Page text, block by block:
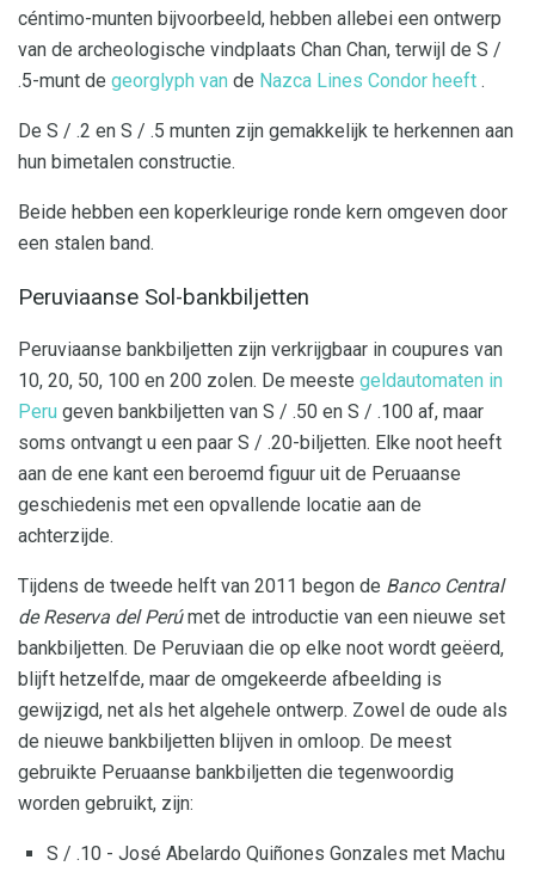
céntimo-munten bijvoorbeeld, hebben allebei een ontwerp
van de archeologische vindplaats Chan Chan, terwijl de S /
.5-munt de georglyph van de Nazca Lines Condor heeft .
De S / .2 en S / .5 munten zijn gemakkelijk te herkennen aan
hun bimetalen constructie.
Beide hebben een koperkleurige ronde kern omgeven door
een stalen band.
Peruviaanse Sol-bankbiljetten
Peruviaanse bankbiljetten zijn verkrijgbaar in coupures van
10, 20, 50, 100 en 200 zolen. De meeste geldautomaten in
Peru geven bankbiljetten van S / .50 en S / .100 af, maar
soms ontvangt u een paar S / .20-biljetten. Elke noot heeft
aan de ene kant een beroemd figuur uit de Peruaanse
geschiedenis met een opvallende locatie aan de
achterzijde.
Tijdens de tweede helft van 2011 begon de Banco Central
de Reserva del Perúmet de introductie van een nieuwe set
bankbiljetten. De Peruviaan die op elke noot wordt geëerd,
blijft hetzelfde, maar de omgekeerde afbeelding is
gewijzigd, net als het algehele ontwerp. Zowel de oude als
de nieuwe bankbiljetten blijven in omloop. De meest
gebruikte Peruaanse bankbiljetten die tegenwoordig
worden gebruikt, zijn:
S / .10 - José Abelardo Quiñones Gonzales met Machu